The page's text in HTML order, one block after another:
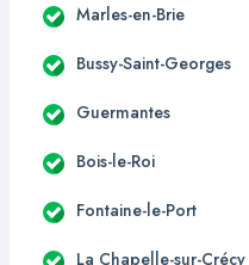
Marles-en-Brie
Bussy-Saint-Georges
Guermantes
Bois-le-Roi
Fontaine-le-Port
La Chapelle-sur-Crécy